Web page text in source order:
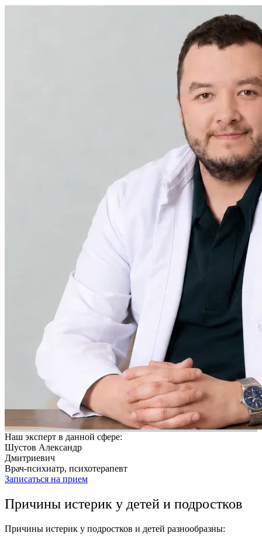
Наш эксперт в данной сфере:
Шустов Александр
Дмитриевич
Врач-психиатр, психотерапевт
Записаться на прием
Причины истерик у детей и подростков
Причины истерик у подростков и детей разнообразны: